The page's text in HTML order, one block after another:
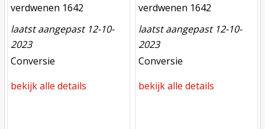
verdwenen
verdwenen 1642
laatst aangepast 12-10-
2023
meest recente aanpassing
Conversie
bekijk alle details
verdwenen
verdwenen 1642
laatst aangepast 12-10-
2023
meest recente aanpassing
Conversie
bekijk alle details